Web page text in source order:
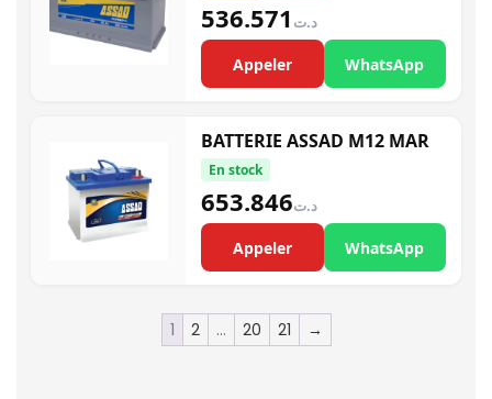
د.ت 536.571
Appeler WhatsApp
BATTERIE ASSAD M12 MAR
En stock
د.ت653.846
Appeler WhatsApp
1 2 … 20 21 →